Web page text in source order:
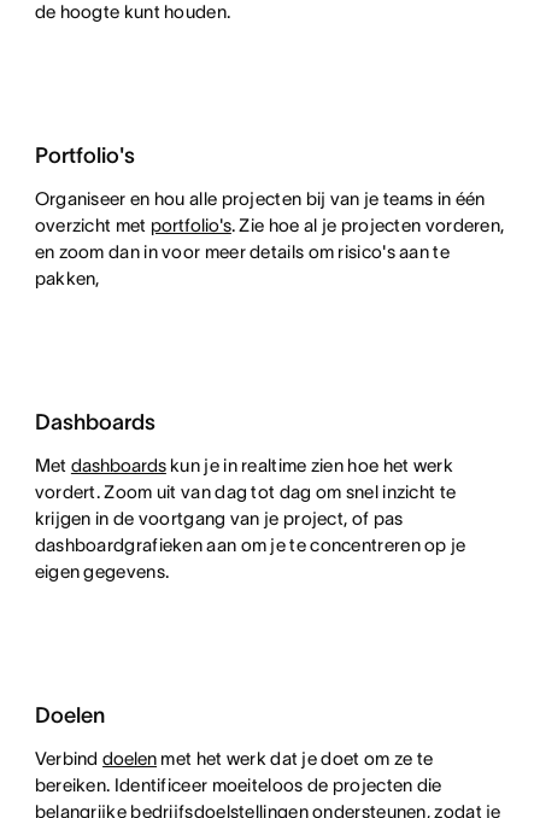
de hoogte kunt houden.
Portfolio's
Organiseer en hou alle projecten bij van je teams in één
overzicht met portfolio's. Zie hoe al je projecten vorderen,
en zoom dan in voor meer details om risico's aan te
pakken,
Dashboards
Met dashboardskun je in realtime zien hoe het werk
vordert. Zoom uit van dag tot dag om snel inzicht te
krijgen in de voortgang van je project, of pas
dashboardgrafieken aan om je te concentreren op je
eigen gegevens.
Doelen
Verbinddoelen met het werk dat je doet om ze te
bereiken. Identificeer moeiteloos de projecten die
belangrijke bedrijfsdoelstellingen ondersteunen, zodat je